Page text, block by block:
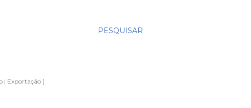
PESQUISAR
| Exportação ]